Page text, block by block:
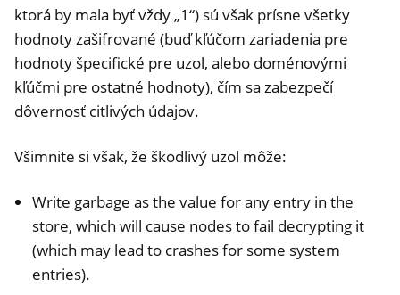
ktorá by mala byť vždy „1“) sú však prísne všetky
hodnoty zašifrované (buď kľúčom zariadenia pre
hodnoty špecifické pre uzol, alebo doménovými
kľúčmi pre ostatné hodnoty), čím sa zabezpečí
dôvernosť citlivých údajov.
Všimnite si však, že škodlivý uzol môže:
Write garbage as the value for any entry in the
store, which will cause nodes to fail decrypting it
(which may lead to crashes for some system
entries).